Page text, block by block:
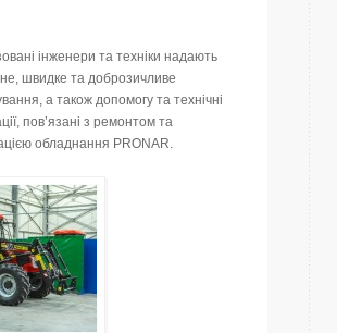
інженери та техніки надають
швидке та доброзичливе
а також допомогу та технічні
пов’язані з ремонтом та
обладнання PRONAR.